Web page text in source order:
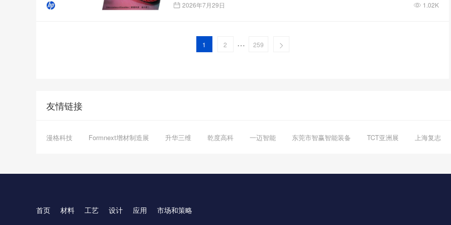
2026年7月29日 1.02K
1 2 … 259
友情链接
漫格科技 Formnext增材制造展 升华三维 乾度高科 一迈智能 东莞市智赢智能装备 TCT亚洲展 上海复志
首页 材料 工艺 设计 应用
市场和策略